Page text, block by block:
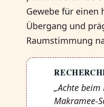
Gewebe für einen
Übergang und
Raumstimmung
„Achte beim
Makramee-